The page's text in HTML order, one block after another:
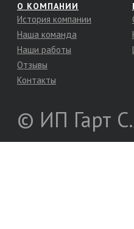
О КОМПАНИИ
История компании
Наша команда
Наши работы
Отзывы
Контакты
© ИП Гарт